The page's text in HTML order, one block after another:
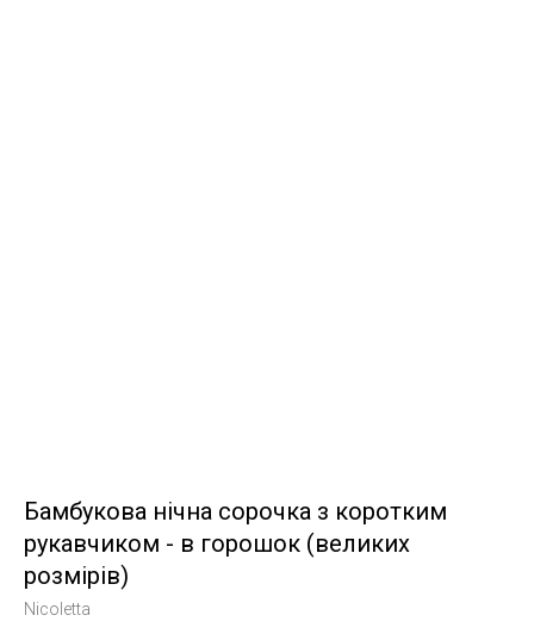
Бамбукова нічна сорочка з коротким
рукавчиком - в горошок (великих
розмірів)
Nicoletta